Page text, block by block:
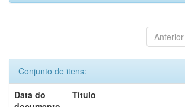
Anterior
Conjunto de itens:
Data do
Título